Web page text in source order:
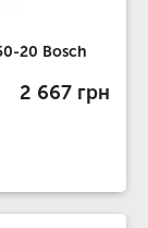
20 Bosch
2 667 грн